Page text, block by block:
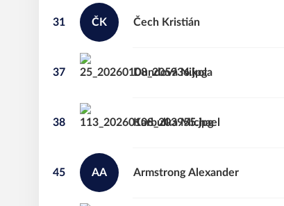
31 ČK Kristián
Čech
37 Nikola
Dundová
38 Michael
Karbulka
45 AA Alexander
Armstrong